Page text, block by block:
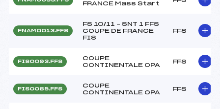
FRANCE Mass Start
FNAM0013.FFS
FS 10/11 – SNT 1 FFS
COUPE DE FRANCE
FIS
FFS
FIS0093.FFS
COUPE
CONTINENTALE OPA
FFS
FIS0085.FFS
COUPE
CONTINENTALE OPA
FFS